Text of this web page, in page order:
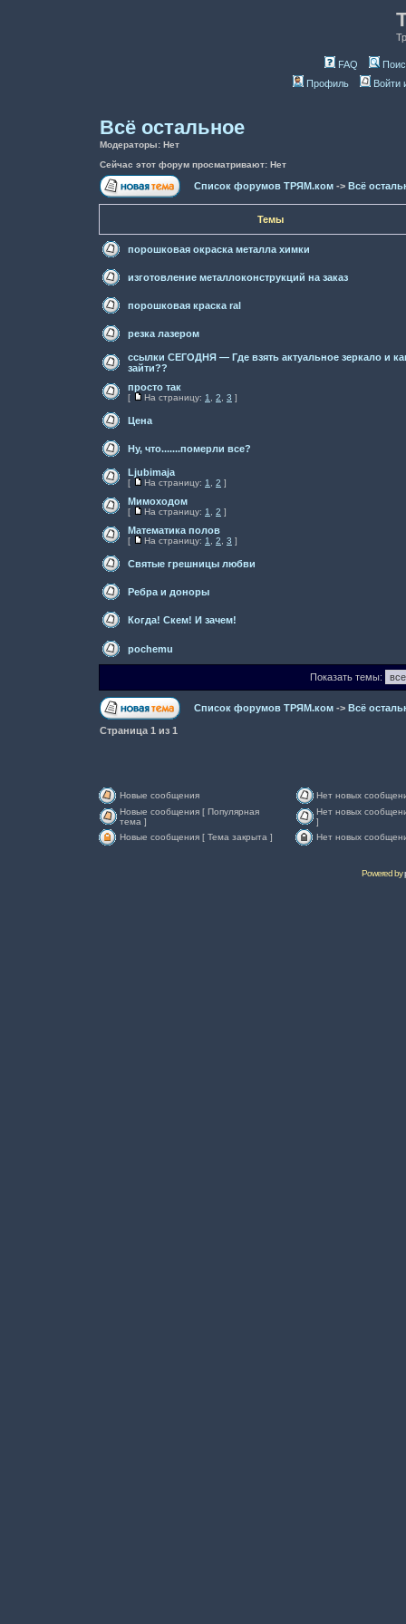
FAQ
Профиль
Войти
Всё остальное
Модераторы: Нет
Сейчас этот форум просматривают: Нет
Список форумов ТРЯМ.ком -> Всё
Темы
порошковая окраска металла химки
изготовление металлоконструкций на заказ
порошковая краска ral
резка лазером
ссылки СЕГОДНЯ — Где взять актуальное зеркало и
зайти??
просто так
[ На страницу: 1 2 3 ]
Цена
Ну, что.......померли все?
Ljubimaja
[ На страницу: 1 2 ]
Мимоходом
[ На страницу: 1 2 ]
Математика полов
[ На страницу: 1 2 3 ]
Святые грешницы любви
Ребра и доноры
Когда! Скем! И зачем!
pochemu
Показать темы:
Список форумов ТРЯМ.ком -> Всё
Страница 1 из 1
Новые сообщения
Нет новых
Новые сообщения [ Популярная
тема ]
Нет новых
]
Новые сообщения [ Тема закрыта ]
Нет новых
Powered by